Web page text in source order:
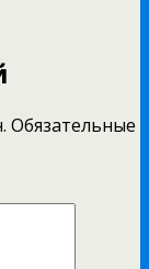
Обязательные